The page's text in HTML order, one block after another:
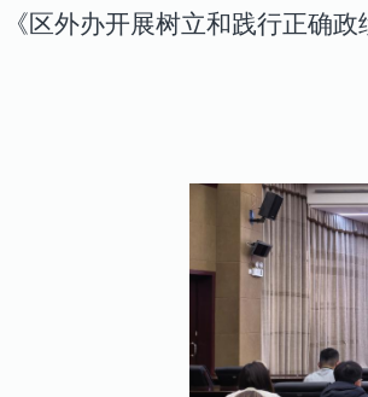
区外办开展树立和践行正确